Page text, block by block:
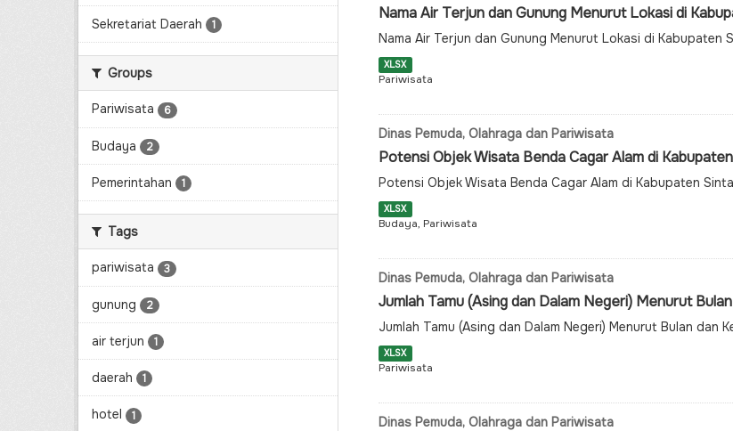
Sekretariat Daerah 1
Groups
Pariwisata 6
Budaya 2
Pemerintahan 1
Tags
pariwisata 3
gunung 2
air terjun 1
daerah 1
hotel 1
Nama Air Terjun dan Gunung Menurut Lokasi di
Nama Air Terjun dan Gunung Menurut Lokasi di Kabupaten
XLSX
Pariwisata
Dinas Pemuda, Olahraga dan Pariwisata
Potensi Objek Wisata Benda Cagar Alam di
Potensi Objek Wisata Benda Cagar Alam di Kabupaten
XLSX
Budaya, Pariwisata
Dinas Pemuda, Olahraga dan Pariwisata
Jumlah Tamu (Asing dan Dalam Negeri) Menurut
Jumlah Tamu (Asing dan Dalam Negeri) Menurut Bulan dan
XLSX
Pariwisata
Dinas Pemuda, Olahraga dan Pariwisata